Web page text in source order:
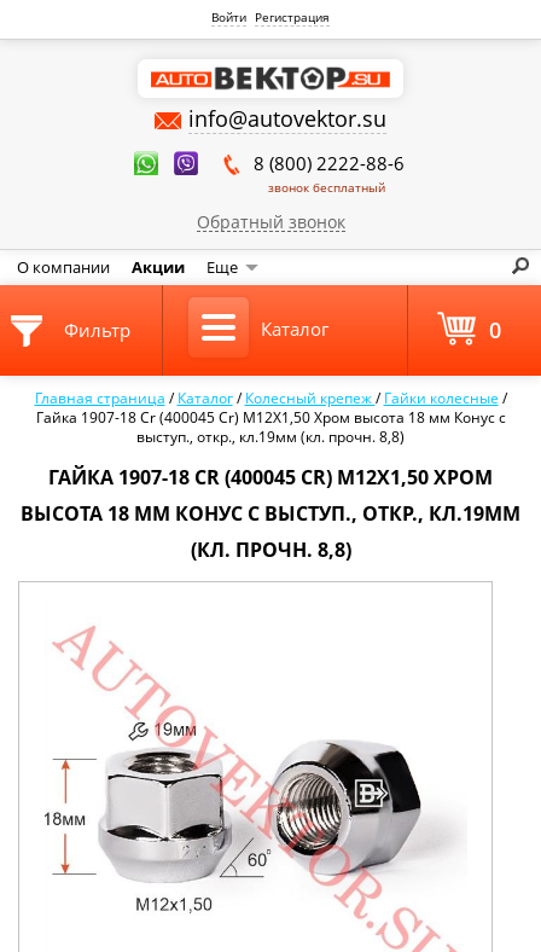
Войти Регистрация
info@autovektor.su
8 (800) 2222-88-6
звонок бесплатный
Обратный звонок
О компании Акции Еще
Главная страница /Каталог /Колесный крепеж/Гайки колесные /
Гайка 1907-18 Cr (400045 Cr) M12X1,50 Хром высота 18 мм Конус с
выступ., откр., кл.19мм (кл. прочн. 8,8)
ГАЙКА 1907-18 CR (400045 CR) M12X1,50 ХРОМ
ВЫСОТА 18 ММ КОНУС С ВЫСТУП., ОТКР., КЛ.19ММ
(КЛ. ПРОЧН. 8,8)
Фильтр Каталог 0